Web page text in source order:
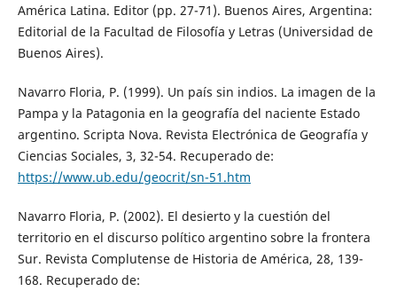
América Latina. Editor (pp. 27-71). Buenos Aires, Argentina:
Editorial de la Facultad de Filosofía y Letras (Universidad de
Buenos Aires).
Navarro Floria, P. (1999). Un país sin indios. La imagen de la
Pampa y la Patagonia en la geografía del naciente Estado
argentino. Scripta Nova. Revista Electrónica de Geografía y
Ciencias Sociales, 3, 32-54. Recuperado de:
https://www.ub.edu/geocrit/sn-51.htm
Navarro Floria, P. (2002). El desierto y la cuestión del
territorio en el discurso político argentino sobre la frontera
Sur. Revista Complutense de Historia de América, 28, 139-
168. Recuperado de: